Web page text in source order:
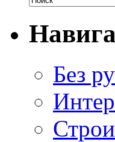
Без